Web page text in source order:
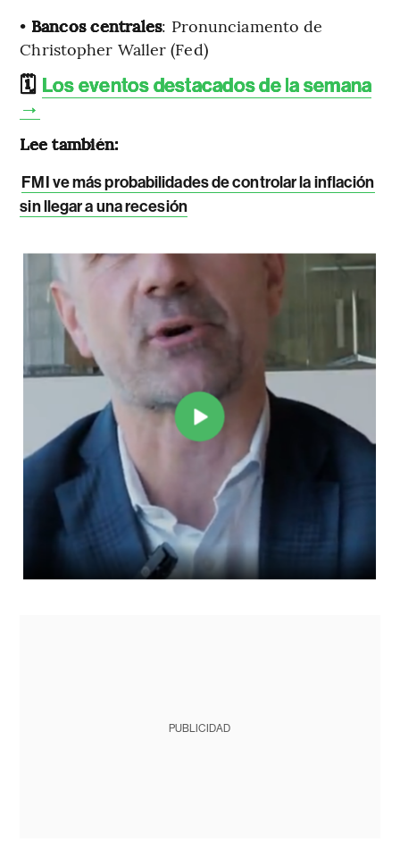
• Bancos centrales: Pronunciamento de
Christopher Waller (Fed)
🗓️ Los eventos destacados de la semana
→
Lee también:
FMI ve más probabilidades de controlar la inflación
sin llegar a una recesión
PUBLICIDAD